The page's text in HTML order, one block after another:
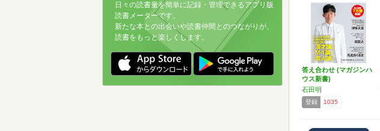
答え合わせ (マガジンハ
ウス新書)
石田明
登録 1035
日々の読書量を簡単に記録・管理できるアプリ版
読書メーターです。
新たな本との出会いや読書仲間とのつながりが、
読書をもっと楽しくします。